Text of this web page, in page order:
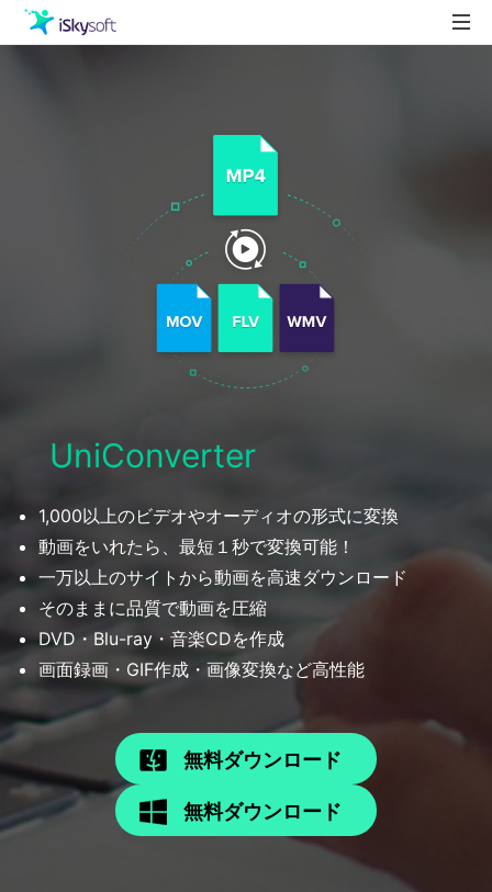
UniConverter
1,000以上のビデオやオーディオの形式に変換
動画をいれたら、最短１秒で変換可能！
一万以上のサイトから動画を高速ダウンロード
そのままに品質で動画を圧縮
DVD・Blu-ray・音楽CDを作成
画面録画・GIF作成・画像変換など高性能
無料ダウンロード
無料ダウンロード